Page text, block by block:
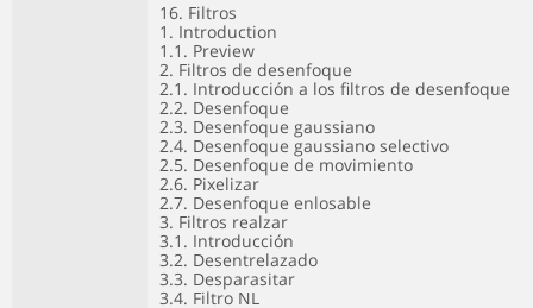
16. Filtros
1. Introduction
1.1. Preview
2. Filtros de desenfoque
2.1. Introducción a los filtros de desenfoque
2.2. Desenfoque
2.3. Desenfoque gaussiano
2.4. Desenfoque gaussiano selectivo
2.5. Desenfoque de movimiento
2.6. Pixelizar
2.7. Desenfoque enlosable
3. Filtros realzar
3.1. Introducción
3.2. Desentrelazado
3.3. Desparasitar
3.4. Filtro NL